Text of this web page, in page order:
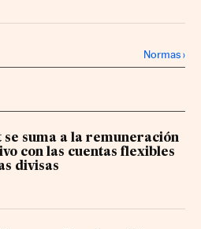
Facebook
en Twitter
Normas›
se suma a la remuneración
con las cuentas flexibles
divisas